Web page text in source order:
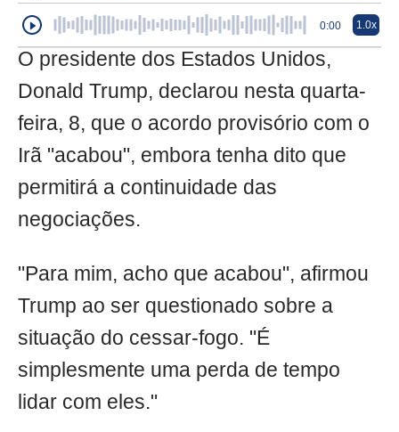
0:00 1.0x
O presidente dos Estados Unidos,
Donald Trump, declarou nesta quarta-
feira, 8, que o acordo provisório com o
Irã "acabou", embora tenha dito que
permitirá a continuidade das
negociações.
"Para mim, acho que acabou", afirmou
Trump ao ser questionado sobre a
situação do cessar-fogo. "É
simplesmente uma perda de tempo
lidar com eles."